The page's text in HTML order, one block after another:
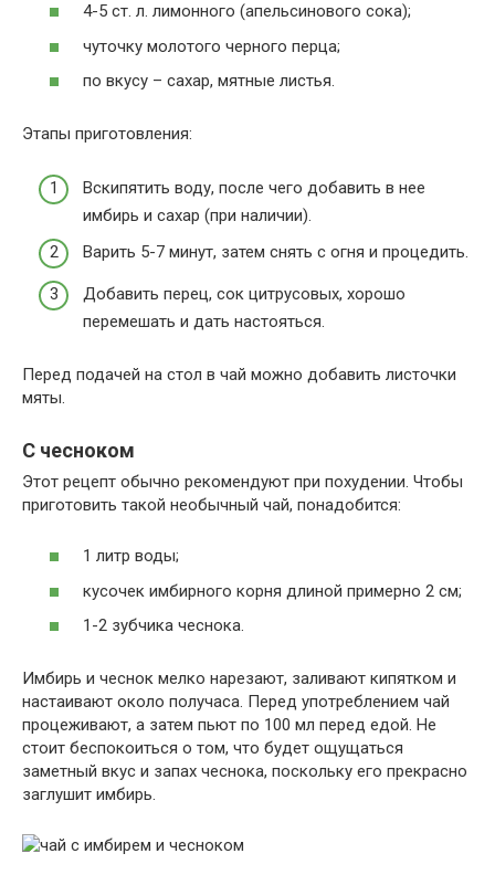
4-5 ст. л. лимонного (апельсинового сока);
чуточку молотого черного перца;
по вкусу – сахар, мятные листья.
Этапы приготовления:
Вскипятить воду, после чего добавить в нее
имбирь и сахар (при наличии).
Варить 5-7 минут, затем снять с огня и процедить.
Добавить перец, сок цитрусовых, хорошо
перемешать и дать настояться.
Перед подачей на стол в чай можно добавить листочки
мяты.
С чесноком
Этот рецепт обычно рекомендуют при похудении. Чтобы
приготовить такой необычный чай, понадобится:
1 литр воды;
кусочек имбирного корня длиной примерно 2 см;
1-2 зубчика чеснока.
Имбирь и чеснок мелко нарезают, заливают кипятком и
настаивают около получаса. Перед употреблением чай
процеживают, а затем пьют по 100 мл перед едой. Не
стоит беспокоиться о том, что будет ощущаться
заметный вкус и запах чеснока, поскольку его прекрасно
заглушит имбирь.